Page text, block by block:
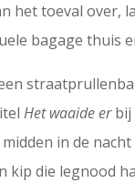
het toeval over,
bagage thuis
Het waaide erbij
in de
kip die legnood